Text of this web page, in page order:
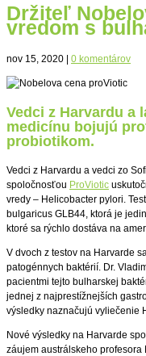
Držiteľ
vredom s
nov 15, 2020 | 0 komentárov
Vedci z Harvardu a
medicínu bojujú
probiotikom.
Vedci z Harvardu a vedci zo
spoločnosťou ProViotic
vredy – Helicobacter pylori.
bulgaricus GLB44, ktorá je
ktoré sa rýchlo dostáva na
V dvoch z testov na Harvarde
patogénnych baktérií. Dr.
pacientmi tejto bulharskej
jednej z najprestížnejších
výsledky naznačujú vyliečenie
Nové výsledky na Harvarde
záujem austrálskeho